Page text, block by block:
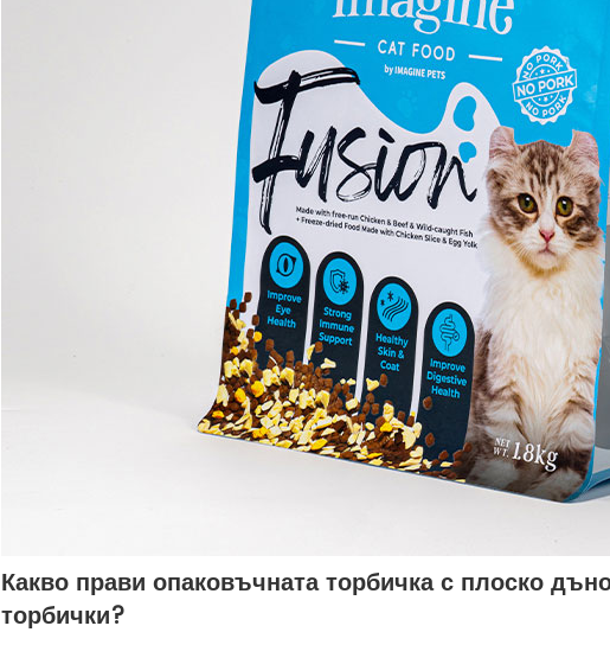
Какво прави опаковъчната торбичка с плоско
торбички?